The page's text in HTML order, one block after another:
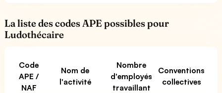
La liste des codes APE possibles pour
Ludothécaire
Code
APE /
NAF
Nom de
l'activité
Nombre
d'employés
travaillant
Conventions
collectives